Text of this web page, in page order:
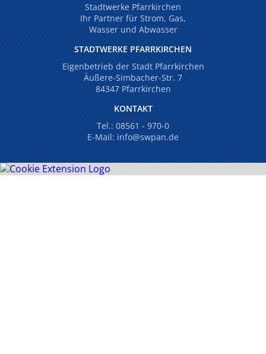
Stadtwerke Pfarrkirchen
Ihr Partner für Strom, Gas,
Wasser und Abwasser
STADTWERKE PFARRKIRCHEN
Eigenbetrieb der Stadt Pfarrkirchen
Äußere-Simbacher-Str. 7
84347 Pfarrkirchen
KONTAKT
Tel.: 08561 - 970-0
E-Mail: info@swpan.de